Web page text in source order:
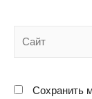
Сохранить